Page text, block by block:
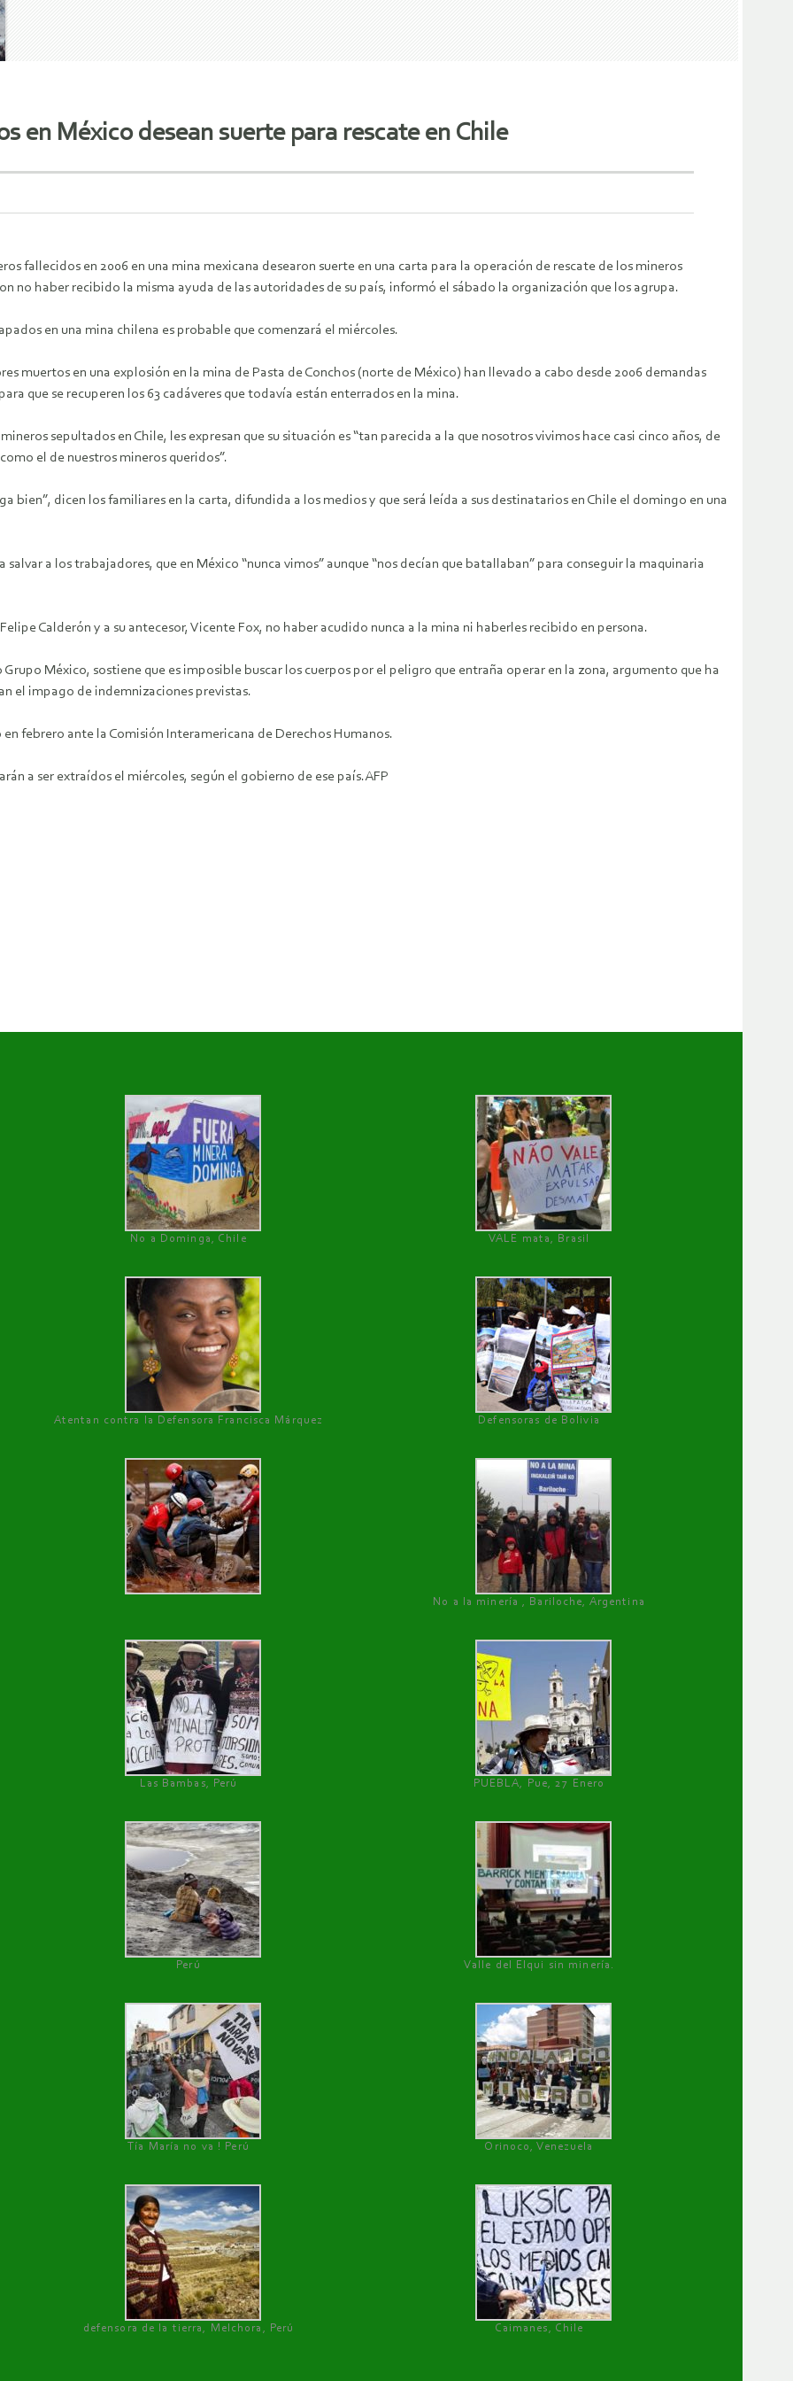
en México desean suerte para rescate en Chile
fallecidos en 2006 en una mina mexicana desearon suerte en una carta para la operación de rescate de los mineros
no haber recibido la misma ayuda de las autoridades de su país, informó el sábado la organización que los agrupa.
en una mina chilena es probable que comenzará el miércoles.
muertos en una explosión en la mina de Pasta de Conchos (norte de México) han llevado a cabo desde 2006 demandas
que se recuperen los 63 cadáveres que todavía están enterrados en la mina.
sepultados en Chile, les expresan que su situación es “tan parecida a la que nosotros vivimos hace casi cinco años, de
el de nuestros mineros queridos”.
bien”, dicen los familiares en la carta, difundida a los medios y que será leída a sus destinatarios en Chile el domingo en una
a los trabajadores, que en México “nunca vimos” aunque “nos decían que batallaban” para conseguir la maquinaria
Calderón y a su antecesor, Vicente Fox, no haber acudido nunca a la mina ni haberles recibido en persona.
México, sostiene que es imposible buscar los cuerpos por el peligro que entraña operar en la zona, argumento que ha
el impago de indemnizaciones previstas.
febrero ante la Comisión Interamericana de Derechos Humanos.
a ser extraídos el miércoles, según el gobierno de ese país.AFP
No a Dominga, Chile
VALE mata, Brasil
Atentan contra la Defensora Francisca Márquez Defensoras de Bolivia
No a la minería , Bariloche, Argentina
Las Bambas, Perú PUEBLA, Pue, 27 Enero
Perú Valle del Elqui sin minería.
Tía María no va ! Perú Orinoco, Venezuela
defensora de la tierra, Melchora, Perú Caimanes, Chile